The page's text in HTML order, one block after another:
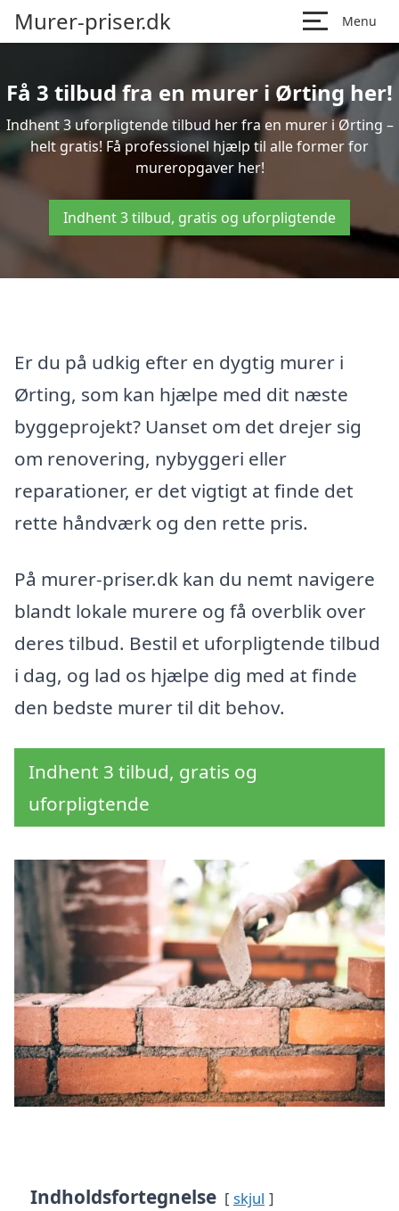
Murer-priser.dk Menu
Få 3 tilbud fra en murer i Ørting her!
Indhent 3 uforpligtende tilbud her fra en murer i Ørting –
helt gratis! Få professionel hjælp til alle former for
mureropgaver her!
Indhent 3 tilbud, gratis og uforpligtende
Er du på udkig efter en dygtig murer i
Ørting, som kan hjælpe med dit næste
byggeprojekt? Uanset om det drejer sig
om renovering, nybyggeri eller
reparationer, er det vigtigt at finde det
rette håndværk og den rette pris.
På murer-priser.dk kan du nemt navigere
blandt lokale murere og få overblik over
deres tilbud. Bestil et uforpligtende tilbud
i dag, og lad os hjælpe dig med at finde
den bedste murer til dit behov.
Indhent 3 tilbud, gratis og
uforpligtende
Indholdsfortegnelse skjul